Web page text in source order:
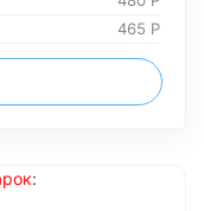
465 Р
: